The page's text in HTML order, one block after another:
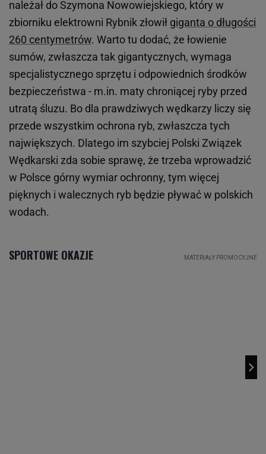
należał do Szymona Nowowiejskiego, który w
zbiorniku elektrowni Rybnik złowił giganta o długości
260 centymetrów. Warto tu dodać, że łowienie
sumów, zwłaszcza tak gigantycznych, wymaga
specjalistycznego sprzętu i odpowiednich środków
bezpieczeństwa - m.in. maty chroniącej ryby przed
utratą śluzu. Bo dla prawdziwych wędkarzy liczy się
przede wszystkim ochrona ryb, zwłaszcza tych
największych. Dlatego im szybciej Polski Związek
Wędkarski zda sobie sprawę, że trzeba wprowadzić
w Polsce górny wymiar ochronny, tym więcej
pięknych i walecznych ryb będzie pływać w polskich
wodach.